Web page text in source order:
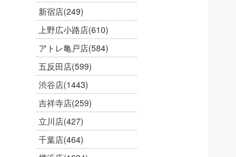
新宿店(249)
上野広小路店(610)
アトレ亀戸店(584)
五反田店(599)
渋谷店(1443)
吉祥寺店(259)
立川店(427)
千葉店(464)